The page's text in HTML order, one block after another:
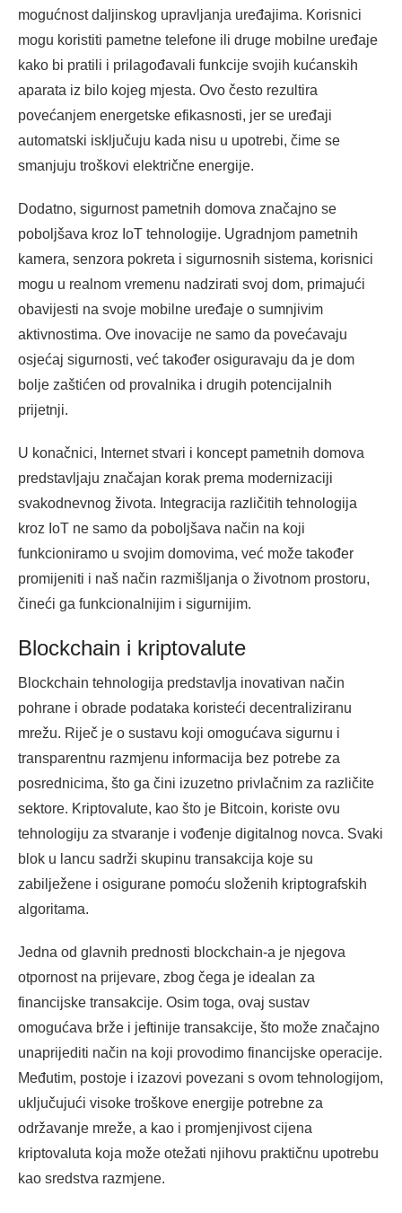
mogućnost daljinskog upravljanja uređajima. Korisnici
mogu koristiti pametne telefone ili druge mobilne uređaje
kako bi pratili i prilagođavali funkcije svojih kućanskih
aparata iz bilo kojeg mjesta. Ovo često rezultira
povećanjem energetske efikasnosti, jer se uređaji
automatski isključuju kada nisu u upotrebi, čime se
smanjuju troškovi električne energije.
Dodatno, sigurnost pametnih domova značajno se
poboljšava kroz IoT tehnologije. Ugradnjom pametnih
kamera, senzora pokreta i sigurnosnih sistema, korisnici
mogu u realnom vremenu nadzirati svoj dom, primajući
obavijesti na svoje mobilne uređaje o sumnjivim
aktivnostima. Ove inovacije ne samo da povećavaju
osjećaj sigurnosti, već također osiguravaju da je dom
bolje zaštićen od provalnika i drugih potencijalnih
prijetnji.
U konačnici, Internet stvari i koncept pametnih domova
predstavljaju značajan korak prema modernizaciji
svakodnevnog života. Integracija različitih tehnologija
kroz IoT ne samo da poboljšava način na koji
funkcioniramo u svojim domovima, već može također
promijeniti i naš način razmišljanja o životnom prostoru,
čineći ga funkcionalnijim i sigurnijim.
Blockchain i kriptovalute
Blockchain tehnologija predstavlja inovativan način
pohrane i obrade podataka koristeći decentraliziranu
mrežu. Riječ je o sustavu koji omogućava sigurnu i
transparentnu razmjenu informacija bez potrebe za
posrednicima, što ga čini izuzetno privlačnim za različite
sektore. Kriptovalute, kao što je Bitcoin, koriste ovu
tehnologiju za stvaranje i vođenje digitalnog novca. Svaki
blok u lancu sadrži skupinu transakcija koje su
zabilježene i osigurane pomoću složenih kriptografskih
algoritama.
Jedna od glavnih prednosti blockchain-a je njegova
otpornost na prijevare, zbog čega je idealan za
financijske transakcije. Osim toga, ovaj sustav
omogućava brže i jeftinije transakcije, što može značajno
unaprijediti način na koji provodimo financijske operacije.
Međutim, postoje i izazovi povezani s ovom tehnologijom,
uključujući visoke troškove energije potrebne za
održavanje mreže, a kao i promjenjivost cijena
kriptovaluta koja može otežati njihovu praktičnu upotrebu
kao sredstva razmjene.